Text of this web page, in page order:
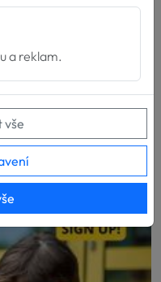
týmů, které završily
služeb za...
a reklam.
vše